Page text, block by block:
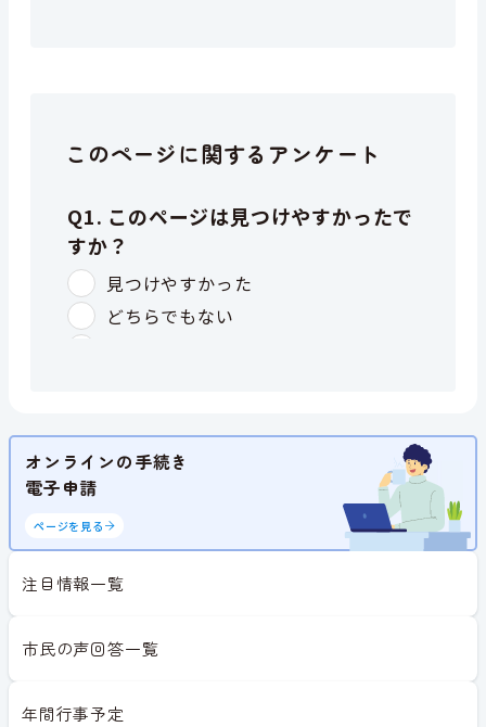
このページに関するアンケート
オンラインの手続き
電子申請
ページを見る
注目情報一覧
市民の声回答一覧
年間行事予定